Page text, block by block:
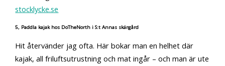
stocklycke.se
5, Paddla kajak hos DoTheNorth i S:t Annas skärgård
Hit återvänder jag ofta. Här bokar man en helhet där
kajak, all friluftsutrustning och mat ingår – och man är ute